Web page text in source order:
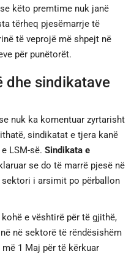
këto premtime nuk janë
tërheq pjesëmarrje të
të veprojë më shpejt në
për punëtorët.
dhe sindikatave
nuk ka komentuar zyrtarisht
sindikatat e tjera kanë
LSM-së. Sindikata e
se do të marrë pjesë në
sektori i arsimit po përballon
e vështirë për të gjithë,
në sektorë të rëndësishëm
1 Maj për të kërkuar